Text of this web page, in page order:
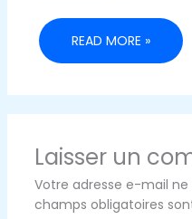
READ MORE »
Laisser un
Votre adresse e-mail ne
champs obligatoires